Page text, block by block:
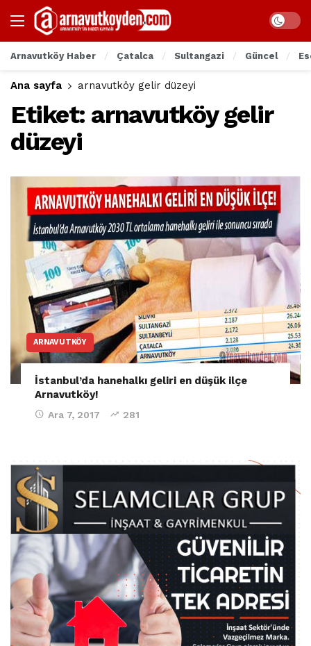
Arnavutköy Haber Çatalca Sultangazi Güncel
Ana sayfa arnavutköy gelir düzeyi
Etiket: arnavutköy gelir
düzeyi
ARNAVUTKÖY
İstanbul’da hanehalkı geliri en düşük ilçe
Arnavutköy!
Ara 7, 2017 281